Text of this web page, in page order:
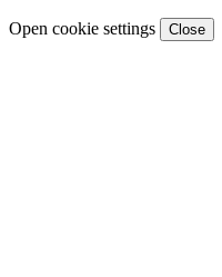
Open cookie settings Close